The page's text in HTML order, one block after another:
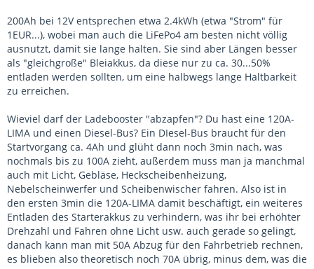
200Ah bei 12V entsprechen etwa 2.4kWh (etwa "Strom" für
1EUR...), wobei man auch die LiFePo4 am besten nicht völlig
ausnutzt, damit sie lange halten. Sie sind aber Längen besser
als "gleichgroße" Bleiakkus, da diese nur zu ca. 30...50%
entladen werden sollten, um eine halbwegs lange Haltbarkeit
zu erreichen.
Wieviel darf der Ladebooster "abzapfen"? Du hast eine 120A-
LIMA und einen Diesel-Bus? Ein DIesel-Bus braucht für den
Startvorgang ca. 4Ah und glüht dann noch 3min nach, was
nochmals bis zu 100A zieht, außerdem muss man ja manchmal
auch mit Licht, Gebläse, Heckscheibenheizung,
Nebelscheinwerfer und Scheibenwischer fahren. Also ist in
den ersten 3min die 120A-LIMA damit beschäftigt, ein weiteres
Entladen des Starterakkus zu verhindern, was ihr bei erhöhter
Drehzahl und Fahren ohne Licht usw. auch gerade so gelingt,
danach kann man mit 50A Abzug für den Fahrbetrieb rechnen,
es blieben also theoretisch noch 70A übrig, minus dem, was die